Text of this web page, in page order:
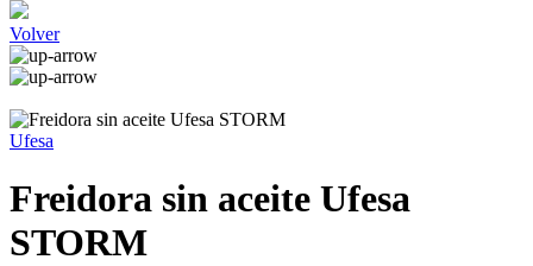
Volver
Ufesa
Freidora sin aceite Ufesa
STORM